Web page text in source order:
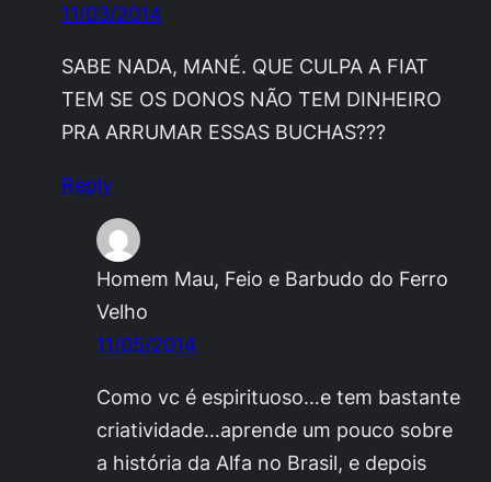
11/03/2014
SABE NADA, MANÉ. QUE CULPA A FIAT
TEM SE OS DONOS NÃO TEM DINHEIRO
PRA ARRUMAR ESSAS BUCHAS???
Reply
Homem Mau, Feio e Barbudo do Ferro
Velho
11/05/2014
Como vc é espirituoso…e tem bastante
criatividade…aprende um pouco sobre
a história da Alfa no Brasil, e depois